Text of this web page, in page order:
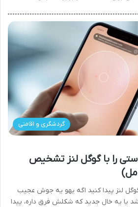
گردشگری و اقامتی
را با گوگل لنز تشخیص
لنز پیدا کنید اگه یهو یه جوش عجیب
یه خال جدید که شکلش فرق داره، پیدا